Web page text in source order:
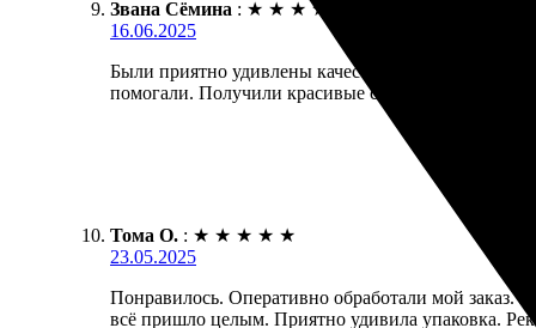
Звана Сёмина : ★ ★ ★ ★
16.06.2025
Были приятно удивлены качеством печати!
помогали. Получили красивые снимки, отлично
Тома О. : ★ ★ ★ ★ ★
23.05.2025
Понравилось. Оперативно обработали мой заказ.
всё пришло целым. Приятно удивила упаковка.